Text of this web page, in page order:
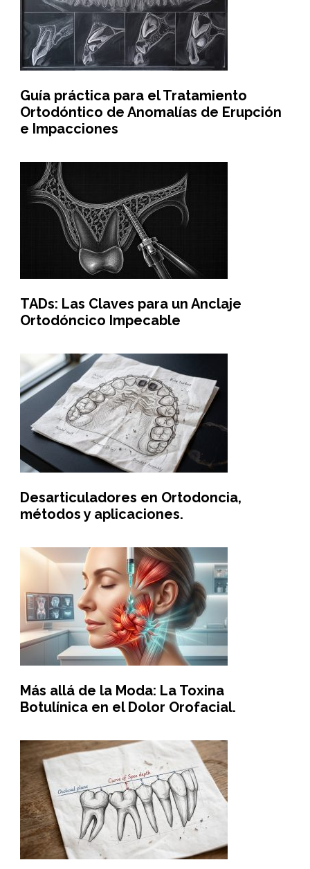
Guía práctica para el Tratamiento
Ortodóntico de Anomalías de Erupción
e Impacciones
TADs: Las Claves para un Anclaje
Ortodóncico Impecable
Desarticuladores en Ortodoncia,
métodos y aplicaciones.
Más allá de la Moda: La Toxina
Botulínica en el Dolor Orofacial.